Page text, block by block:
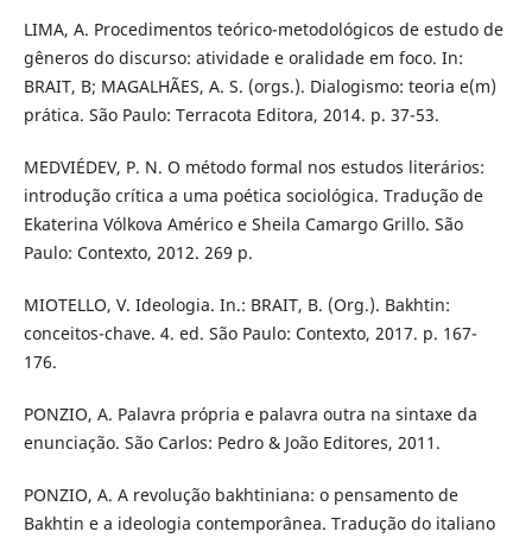
LIMA, A. Procedimentos teórico-metodológicos de estudo de
gêneros do discurso: atividade e oralidade em foco. In:
BRAIT, B; MAGALHÃES, A. S. (orgs.). Dialogismo: teoria e(m)
prática. São Paulo: Terracota Editora, 2014. p. 37-53.
MEDVIÉDEV, P. N. O método formal nos estudos literários:
introdução crítica a uma poética sociológica. Tradução de
Ekaterina Vólkova Américo e Sheila Camargo Grillo. São
Paulo: Contexto, 2012. 269 p.
MIOTELLO, V. Ideologia. In.: BRAIT, B. (Org.). Bakhtin:
conceitos-chave. 4. ed. São Paulo: Contexto, 2017. p. 167-
176.
PONZIO, A. Palavra própria e palavra outra na sintaxe da
enunciação. São Carlos: Pedro & João Editores, 2011.
PONZIO, A. A revolução bakhtiniana: o pensamento de
Bakhtin e a ideologia contemporânea. Tradução do italiano